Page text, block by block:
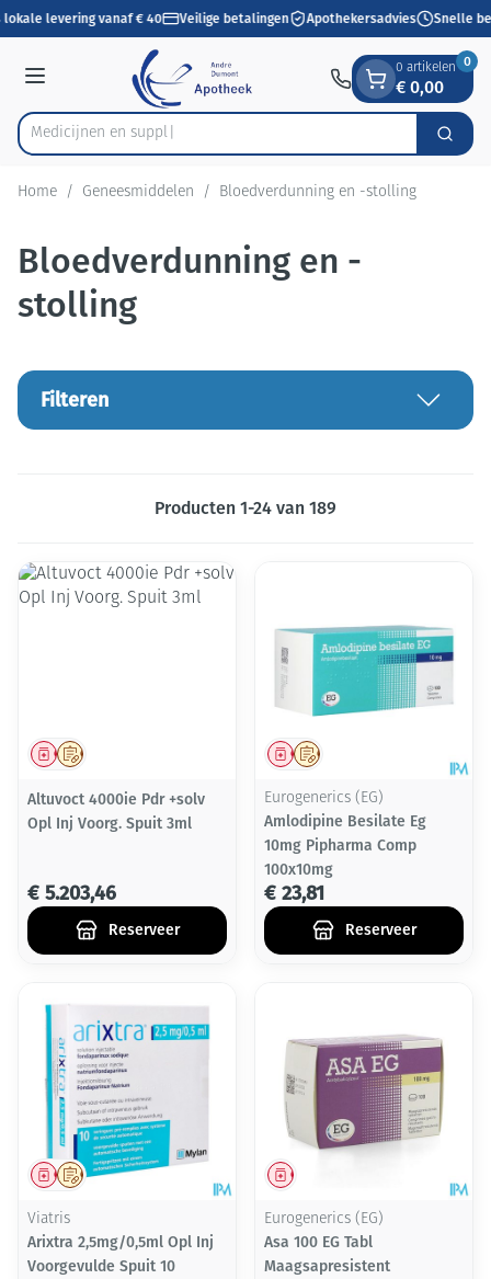
Ga naar de inhoud
1 van 1
levering vanaf € 40 Veilige betalingen Apothekersadvies Snelle
Menu
Product, merk, categorie... Zoek
0 artikelen
€ 0,00
0
Home / Geneesmiddelen / Bloedverdunning en -stolling
Bloedverdunning en -
stolling
Filteren
Producten 1-24 van 189
Op voorschrift
Geneesmiddel
Altuvoct 4000ie Pdr +solv
Opl Inj Voorg. Spuit 3ml
€ 5.203,46
Reserveer
Op voorschrift
Geneesmiddel
Eurogenerics (EG)
Amlodipine Besilate Eg
10mg Pipharma Comp
100x10mg
€ 23,81
Reserveer
Op voorschrift
Geneesmiddel
Viatris
Arixtra 2,5mg/0,5ml Opl Inj
Voorgevulde Spuit 10
Geneesmiddel
Eurogenerics (EG)
Asa 100 EG Tabl
Maagsapresistent